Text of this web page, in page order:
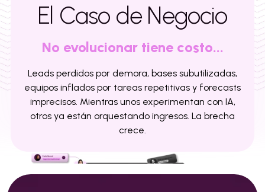
El Caso de Negocio
No evolucionar tiene costo...
Leads perdidos por demora, bases subutilizadas,
equipos inflados por tareas repetitivas y forecasts
imprecisos. Mientras unos experimentan con IA,
otros ya están orquestando ingresos. La brecha
crece.